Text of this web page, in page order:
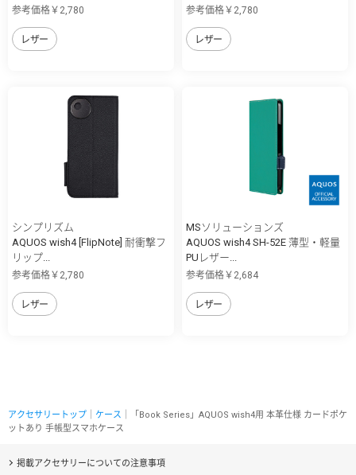
参考価格￥2,780
レザー
参考価格￥2,780
レザー
シンプリズム
AQUOS wish4 [FlipNote] 耐衝撃フ
リップ...
参考価格￥2,780
レザー
MSソリューションズ
AQUOS wish4 SH-52E 薄型・軽量
PUレザー...
参考価格￥2,684
レザー
アクセサリートップ ケース ｜「Book Series」AQUOS wish4用 本革仕様 カードポケ
ットあり 手帳型スマホケース
掲載アクセサリーについての注意事項